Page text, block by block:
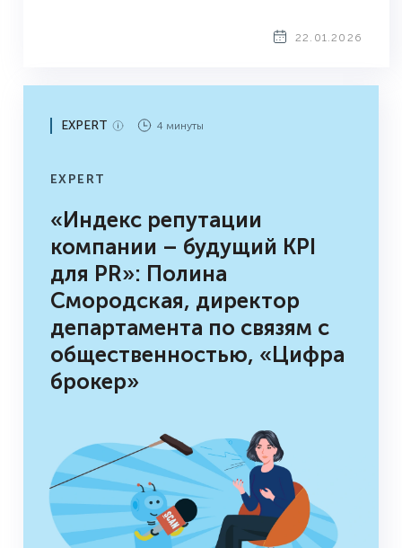
22.01.2026
EXPERT 4 минуты
EXPERT
«Индекс репутации
компании – будущий KPI
для PR»: Полина
Смородская, директор
департамента по связям с
общественностью, «Цифра
брокер»